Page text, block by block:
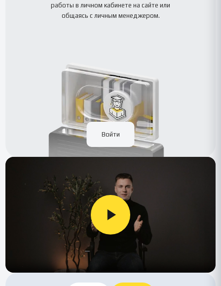
работы в личном кабинете на сайте или
общаясь с личным менеджером.
Войти